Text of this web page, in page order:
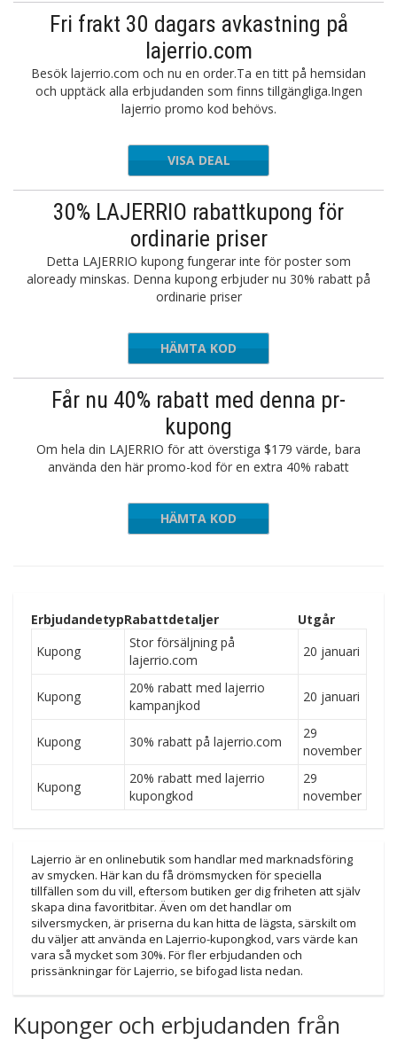
Fri frakt 30 dagars avkastning på
lajerrio.com
Besök lajerrio.com och nu en order.Ta en titt på hemsidan
och upptäck alla erbjudanden som finns tillgängliga.Ingen
lajerrio promo kod behövs.
VISA DEAL
30% LAJERRIO rabattkupong för
ordinarie priser
Detta LAJERRIO kupong fungerar inte för poster som
aloready minskas. Denna kupong erbjuder nu 30% rabatt på
ordinarie priser
MM30
HÄMTA KOD
Får nu 40% rabatt med denna pr-
kupong
Om hela din LAJERRIO för att överstiga $179 värde, bara
använda den här promo-kod för en extra 40% rabatt
MY40
HÄMTA KOD
ErbjudandetypRabattdetaljer
Utgår
Kupong
Stor försäljning på
lajerrio.com
20 januari
Kupong
20% rabatt med lajerrio
kampanjkod
20 januari
Kupong 30% rabatt på lajerrio.com
29
november
Kupong
20% rabatt med lajerrio
kupongkod
29
november
Lajerrio är en onlinebutik som handlar med marknadsföring
av smycken. Här kan du få drömsmycken för speciella
tillfällen som du vill, eftersom butiken ger dig friheten att själv
skapa dina favoritbitar. Även om det handlar om
silversmycken, är priserna du kan hitta de lägsta, särskilt om
du väljer att använda en Lajerrio-kupongkod, vars värde kan
vara så mycket som 30%. För fler erbjudanden och
prissänkningar för Lajerrio, se bifogad lista nedan.
Kuponger och erbjudanden från